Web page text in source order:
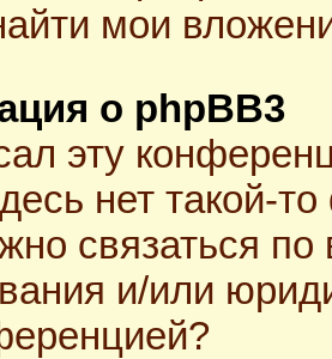
мои
о phpBB3
эту
нет такой-
связаться по
и/или